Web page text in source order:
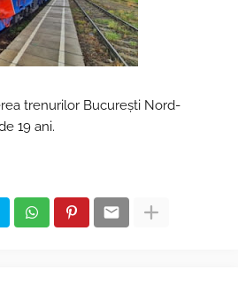
trenurilor București Nord-
19 ani.